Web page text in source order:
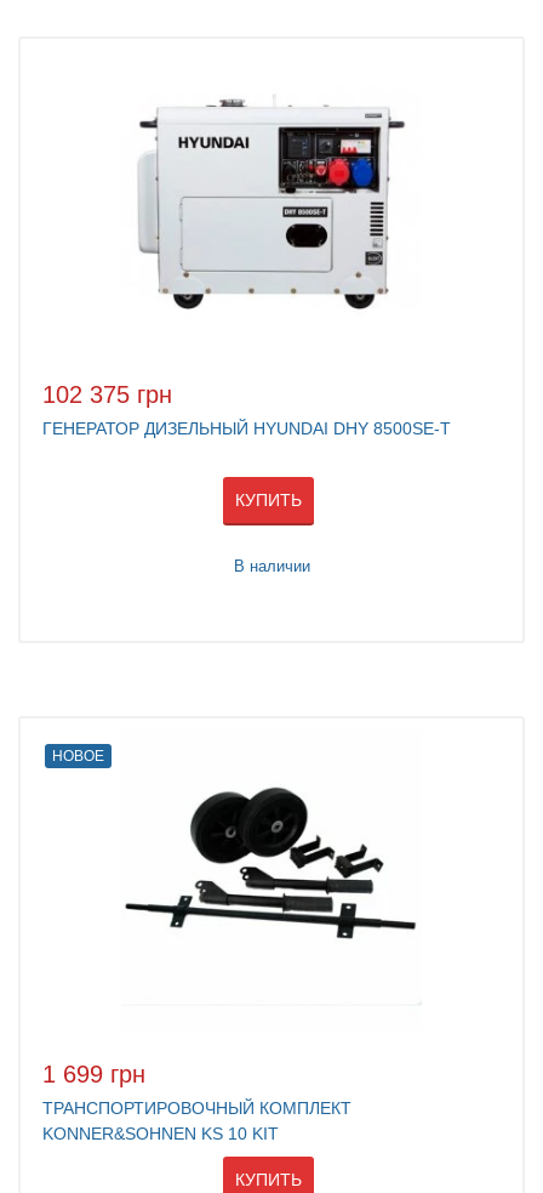
102 375 грн
ГЕНЕРАТОР ДИЗЕЛЬНЫЙ HYUNDAI DHY 8500SE-Т
КУПИТЬ
В наличии
НОВОЕ
1 699 грн
ТРАНСПОРТИРОВОЧНЫЙ КОМПЛЕКТ
KONNER&SOHNEN KS 10 KIT
КУПИТЬ